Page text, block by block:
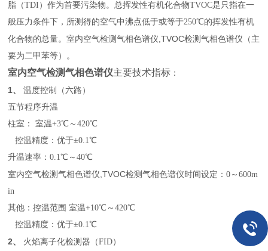
脂（TDI）作为首要污染物。总挥发性有机化合物TVOC是只指在一
般压力条件下，所测得的空气中沸点低于或等于250℃的挥发性有机
化合物的总量。室内空气检测气相色谱仪,TVOC检测气相色谱仪 （主
要为二甲苯等）。
室内空气检测气相色谱仪主要技术指标 ：
1、温度控制（六路）
五节程序升温
柱室： 室温+3℃～420℃
控温精度：优于±0.1℃
升温速率：0.1℃～40℃
室内空气检测气相色谱仪,TVOC检测气相色谱仪时间设定：0～600m
in
其他：控温范围 室温+10℃～420℃
控温精度：优于±0.1℃
2、 火焰离子化检测器（FID）